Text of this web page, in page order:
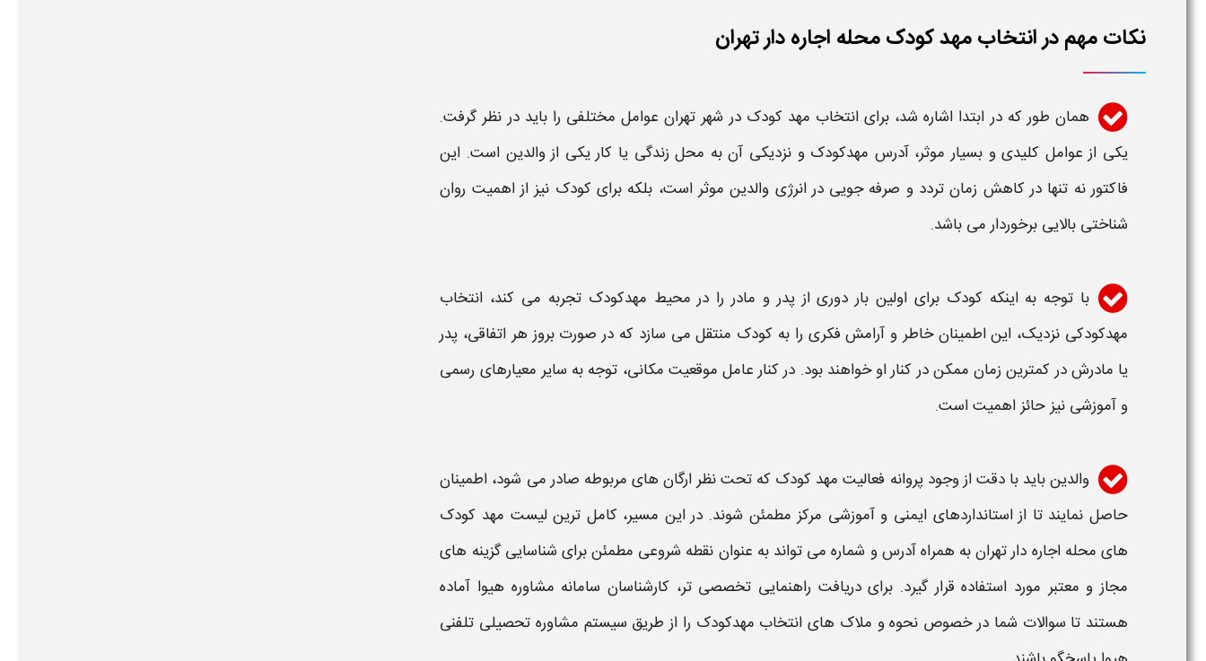
نکات مهم در انتخاب مهد کودک محله اجاره دار تهران
همان طور که در ابتدا اشاره شد، برای انتخاب مهد کودکدر شهر تهران عوامل مختلفی را باید در نظر گرفت.
یکی از عوامل کلیدی و بسیار موثر، آدرس مهدکودکو نزدیکی آن به محل زندگی یا کار یکی از والدین است. این
فاکتور نه تنها در کاهش زمان تردد و صرفه جویی در انرژی والدین موثر است، بلکه برای کودک نیز از اهمیت روان
شناختی بالایی برخوردار می باشد.
با توجه به اینکه کودک برای اولین بار دوری از پدر و مادر را در محیط مهدکودکتجربه می کند، انتخاب
مهدکودکی نزدیک، این اطمینان خاطر و آرامش فکری را به کودک منتقل می سازد که در صورت بروز هر اتفاقی، پدر
یا مادرش در کمترین زمان ممکن در کنار او خواهند بود. در کنار عامل موقعیت مکانی، توجه به سایر معیارهای رسمی
و آموزشی نیز حائز اهمیت است.
والدین باید با دقت از وجود پروانه فعالیت مهد کودک که تحت نظر ارگان های مربوطه صادر می شود، اطمینان
حاصل نمایند تا از استانداردهای ایمنی و آموزشی مرکز مطمئن شوند. در این مسیر، کامل ترین لیست مهد کودک
های محله اجاره دار تهران به همراه آدرس و شماره می تواند به عنوان نقطه شروعی مطمئن برای شناسایی گزینه های
مجاز و معتبر مورد استفاده قرار گیرد. برای دریافت راهنمایی تخصصی تر، کارشناسان سامانه مشاوره هیوا آماده
هستند تا سوالات شما در خصوص نحوه و ملاک های انتخاب مهدکودک را از طریق سیستم مشاوره تحصیلی تلفنی